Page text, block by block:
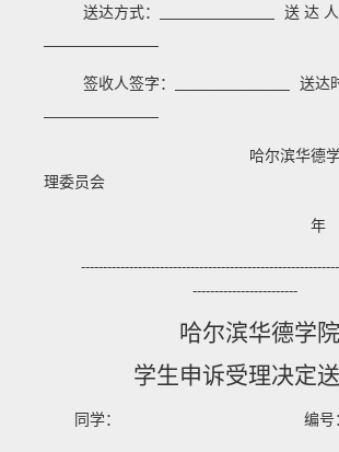
送达方式： _______________送 达 人
签收人签字： _______________送达
哈尔滨华德学院学
理委员会
年 月
------------------------
哈尔滨华德学院
学生申诉受理决定
同学： 编号